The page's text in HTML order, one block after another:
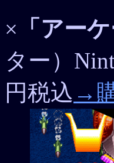
× 「アー
ター）
円税込 →